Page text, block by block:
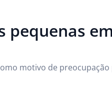
pequenas
motivo de preocupação